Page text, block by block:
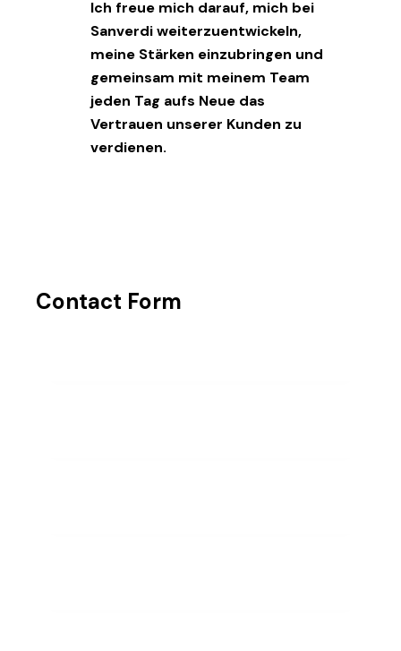
Ich freue mich darauf, mich bei
Sanverdi weiterzuentwickeln,
meine Stärken einzubringen und
gemeinsam mit meinem Team
jeden Tag aufs Neue das
Vertrauen unserer Kunden zu
verdienen.
Contact Form